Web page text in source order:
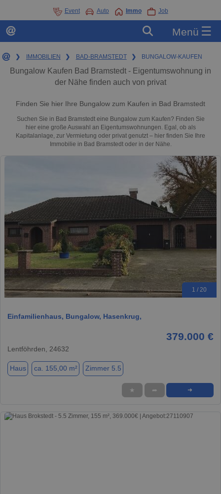
Event Auto Immo Job
Menü ☰
❯ IMMOBILIEN ❯ BAD-BRAMSTEDT ❯ BUNGALOW-KAUFEN
Bungalow Kaufen Bad Bramstedt - Eigentumswohnung in
der Nähe finden auch von privat
Finden Sie hier Ihre Bungalow zum Kaufen in Bad Bramstedt
Suchen Sie in Bad Bramstedt eine Bungalow zum Kaufen? Finden Sie
hier eine große Auswahl an Eigentumswohnungen. Egal, ob als
Kapitalanlage, zur Vermietung oder privat genutzt – hier finden Sie Ihre
Immobilie in Bad Bramstedt oder in der Nähe.
1 / 20
Einfamilienhaus, Bungalow, Hasenkrug,
379.000 €
Lentföhrden, 24632
Haus ca. 155,00 m² Zimmer 5.5
★ ➦ ➜